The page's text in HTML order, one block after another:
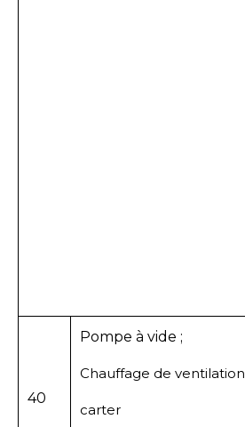
40
Pompe à vide ;
Chauffage de ventilation
carter